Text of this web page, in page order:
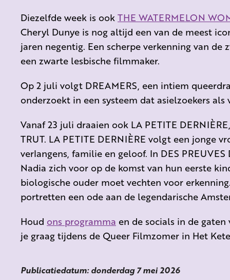
Diezelfde week is ookTHE WATERMELON
Cheryl Dunye is nog altijd een van de meest
jaren negentig. Een scherpe verkenning van
een zwarte lesbische filmmaker.
Op 2 juli volgt DREAMERS, een intiem
onderzoekt in een systeem dat asielzoekers
Vanaf 23 juli draaien ook LA PETITE
TRUT. LA PETITE DERNIÈRE volgt een jonge
verlangens, familie en geloof. In DES
Nadia zich voor op de komst van hun eerste
biologische ouder moet vechten voor
portretten een ode aan de legendarische
Houd ons programma en de socials in de
je graag tijdens de Queer Filmzomer in Het
Publicatiedatum: donderdag 7 mei 2026